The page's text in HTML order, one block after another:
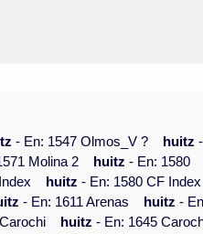
- En: 1547 Olmos_V ? huitz-
Molina 2 huitz- En: 1580
huitz- En: 1580 CF Index
- En: 1611 Arenas huitz-
huitz- En: 1645